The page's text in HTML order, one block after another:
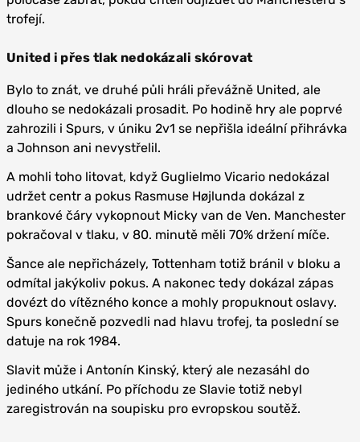
trofejí.
United i přes tlak nedokázali skórovat
Bylo to znát, ve druhé půli hráli převážně United, ale
dlouho se nedokázali prosadit. Po hodině hry ale poprvé
zahrozili i Spurs, v úniku 2v1 se nepřišla ideální přihrávka
a Johnson ani nevystřelil.
A mohli toho litovat, když Guglielmo Vicario nedokázal
udržet centr a pokus Rasmuse Højlunda dokázal z
brankové čáry vykopnout Micky van de Ven. Manchester
pokračoval v tlaku, v 80. minutě měli 70% držení míče.
Šance ale nepřicházely, Tottenham totiž bránil v bloku a
odmítal jakýkoliv pokus. A nakonec tedy dokázal zápas
dovézt do vítězného konce a mohly propuknout oslavy.
Spurs konečně pozvedli nad hlavu trofej, ta poslední se
datuje na rok 1984.
Slavit může i Antonín Kinský, který ale nezasáhl do
jediného utkání. Po příchodu ze Slavie totiž nebyl
zaregistrován na soupisku pro evropskou soutěž.